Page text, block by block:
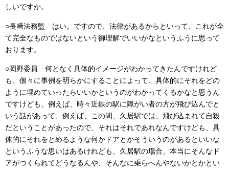
しいですか。
○長﨑法務監 はい。ですので、法律があるからといって、これが全
て完全なものではないという御理解でいいかなというふうに思って
おります。
○岡野委員 何となく具体的イメージがわかってきたんですけれど
も、個々に事例を明らかにすることによって、具体的にそれをどの
ように埋めていったらいいかというのがわかってくるかなと思うん
ですけども、例えば、時々近鉄の駅に障がい者の方が飛び込んでと
いう話があって、例えば、この間、久居駅では、飛び込まれて自殺
だということがあったので、それはそれであれなんですけども、具
体的にそれをとめるような何かドアとかそういうのがあるといいな
というふうな思いはあるけれども、久居駅の場合、本当にそんなド
アがつくられてどうなるんや、そんなに乗らへんやないかとかとい